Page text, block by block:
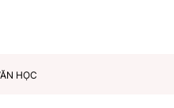
HỌC